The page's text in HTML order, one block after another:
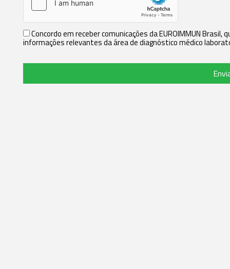
Concordo em receber comunicações da EUROIMMUN
informações relevantes da área de diagnóstico médico